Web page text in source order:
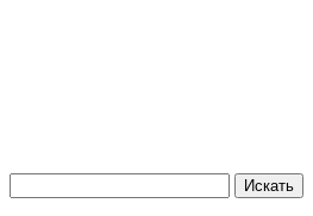
Искать